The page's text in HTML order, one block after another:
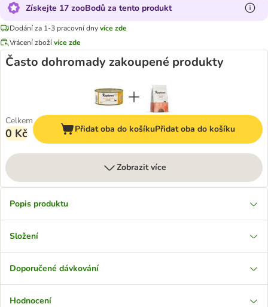
Získejte 17 zooBodů za tento produkt
Dodání za 1-3 pracovní dnyvíce zde
Vrácení zbožívíce zde
Často dohromady zakoupené produkty
Celkem
0 Kč Přidat oba do košíkuPřidat oba do košíku
Zobrazit více
Popis produktu
Složení
Doporučené dávkování
Hodnocení